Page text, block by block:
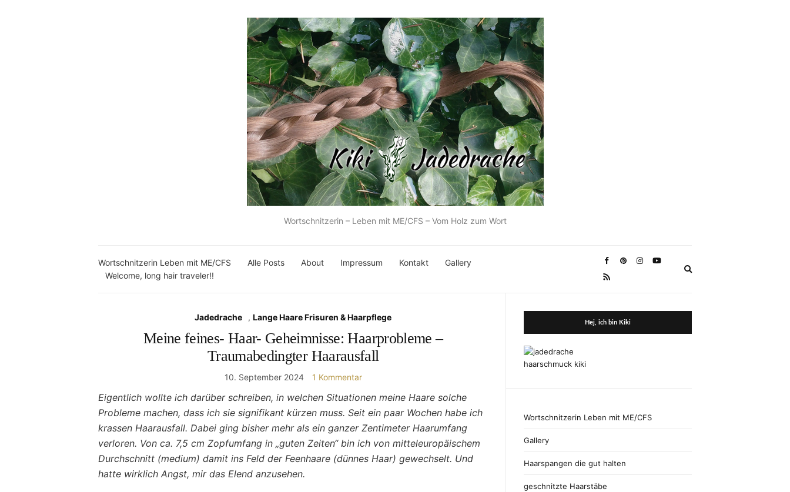
Wortschnitzerin – Leben mit ME/CFS – Vom Holz zum Wort
Wortschnitzerin Leben mit ME/CFS Alle Posts About Impressum Kontakt
Gallery
Welcome, long hair traveler!!
Jadedrache ,Lange Haare Frisuren & Haarpflege
Meine feines- Haar- Geheimnisse: Haarprobleme –
Traumabedingter Haarausfall
10. September 2024 1 Kommentar
Eigentlich wollte ich darüber schreiben, in welchen Situationen meine Haare solche
Probleme machen, dass ich sie signifikant kürzen muss. Seit ein paar Wochen habe ich
krassen Haarausfall. Dabei ging bisher mehr als ein ganzer Zentimeter Haarumfang
verloren. Von ca. 7,5 cm Zopfumfang in „guten Zeiten“ bin ich von mitteleuropäischem
Durchschnitt (medium) damit ins Feld der Feenhaare (dünnes Haar) gewechselt. Und
hatte wirklich Angst, mir das Elend anzusehen.
Hej, ich bin Kiki
Wortschnitzerin Leben mit ME/CFS
Gallery
Haarspangen die gut halten
geschnitzte Haarstäbe